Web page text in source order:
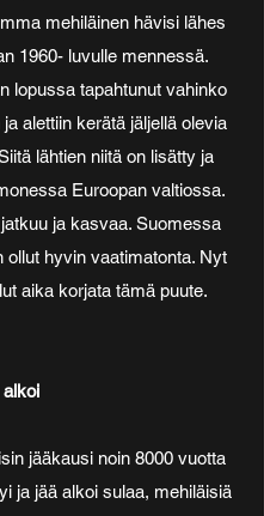
mehiläinen hävisi lähes
1960- luvulle mennessä.
lopussa tapahtunut vahinko
alettiin kerätä jäljellä olevia
lähtien niitä on lisätty ja
Euroopan valtiossa.
ja kasvaa. Suomessa
ollut hyvin vaatimatonta. Nyt
aika korjata tämä puute.
alkoi
jääkausi noin 8000 vuotta
ja jää alkoi sulaa, mehiläisiä